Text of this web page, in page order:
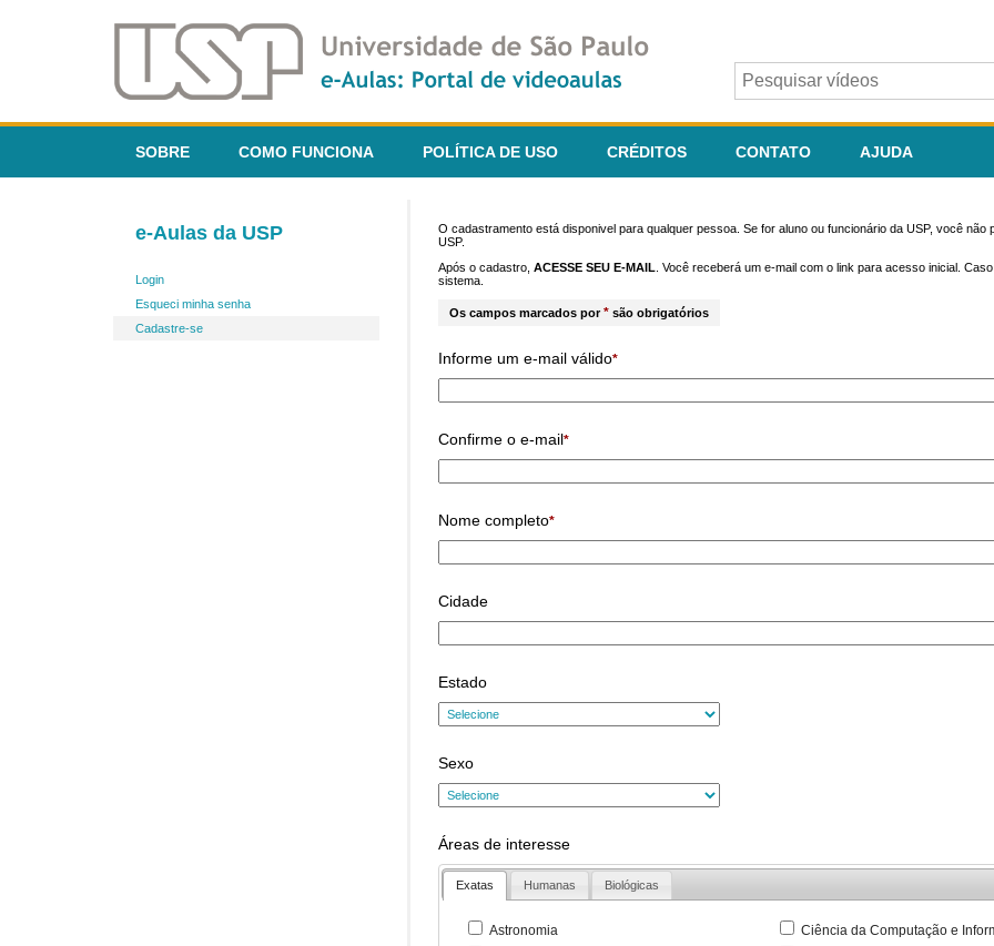
SOBRE COMO FUNCIONA POLÍTICA DE USO CRÉDITOS CONTATO AJUDA
e-Aulas da USP
Login
Esqueci minha senha
Cadastre-se
O cadastramento está disponivel para qualquer pessoa. Se for aluno ou funcionário da USP, você
USP.
Após o cadastro, ACESSE SEU E-MAIL . Você receberá um e-mail com o link para acesso inicial.
sistema.
Os campos marcados por* são obrigatórios
Informe um e-mail válido*
Confirme o e-mail*
Nome completo*
Cidade
Estado
Sexo
Áreas de interesse
Exatas Humanas Biológicas
Astronomia
Ciência da Computação e